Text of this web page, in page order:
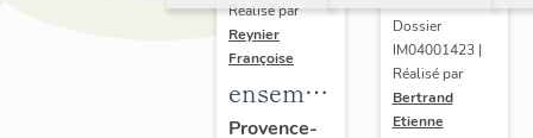
Réalisé par
Reynier
Françoise
ensemble
de 2
Provence-
Dossier
IM04001423 |
Réalisé par
Bertrand
Etienne